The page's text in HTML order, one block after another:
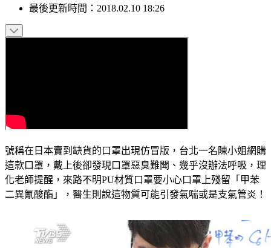
最後更新時間： 2018.02.10 18:26
號稱在日本賣到缺貨的口罩出現仿冒版，台北一名陳小姐網購
這款口罩，戴上後卻發現口罩惡臭難聞、幾乎沒辦法呼吸，理
化老師提醒，來路不明PU材質口罩要小心口罩上殘留「甲苯
二異氰酸酯」，醫生則說這物質可能引發氣喘或是支氣管炎！